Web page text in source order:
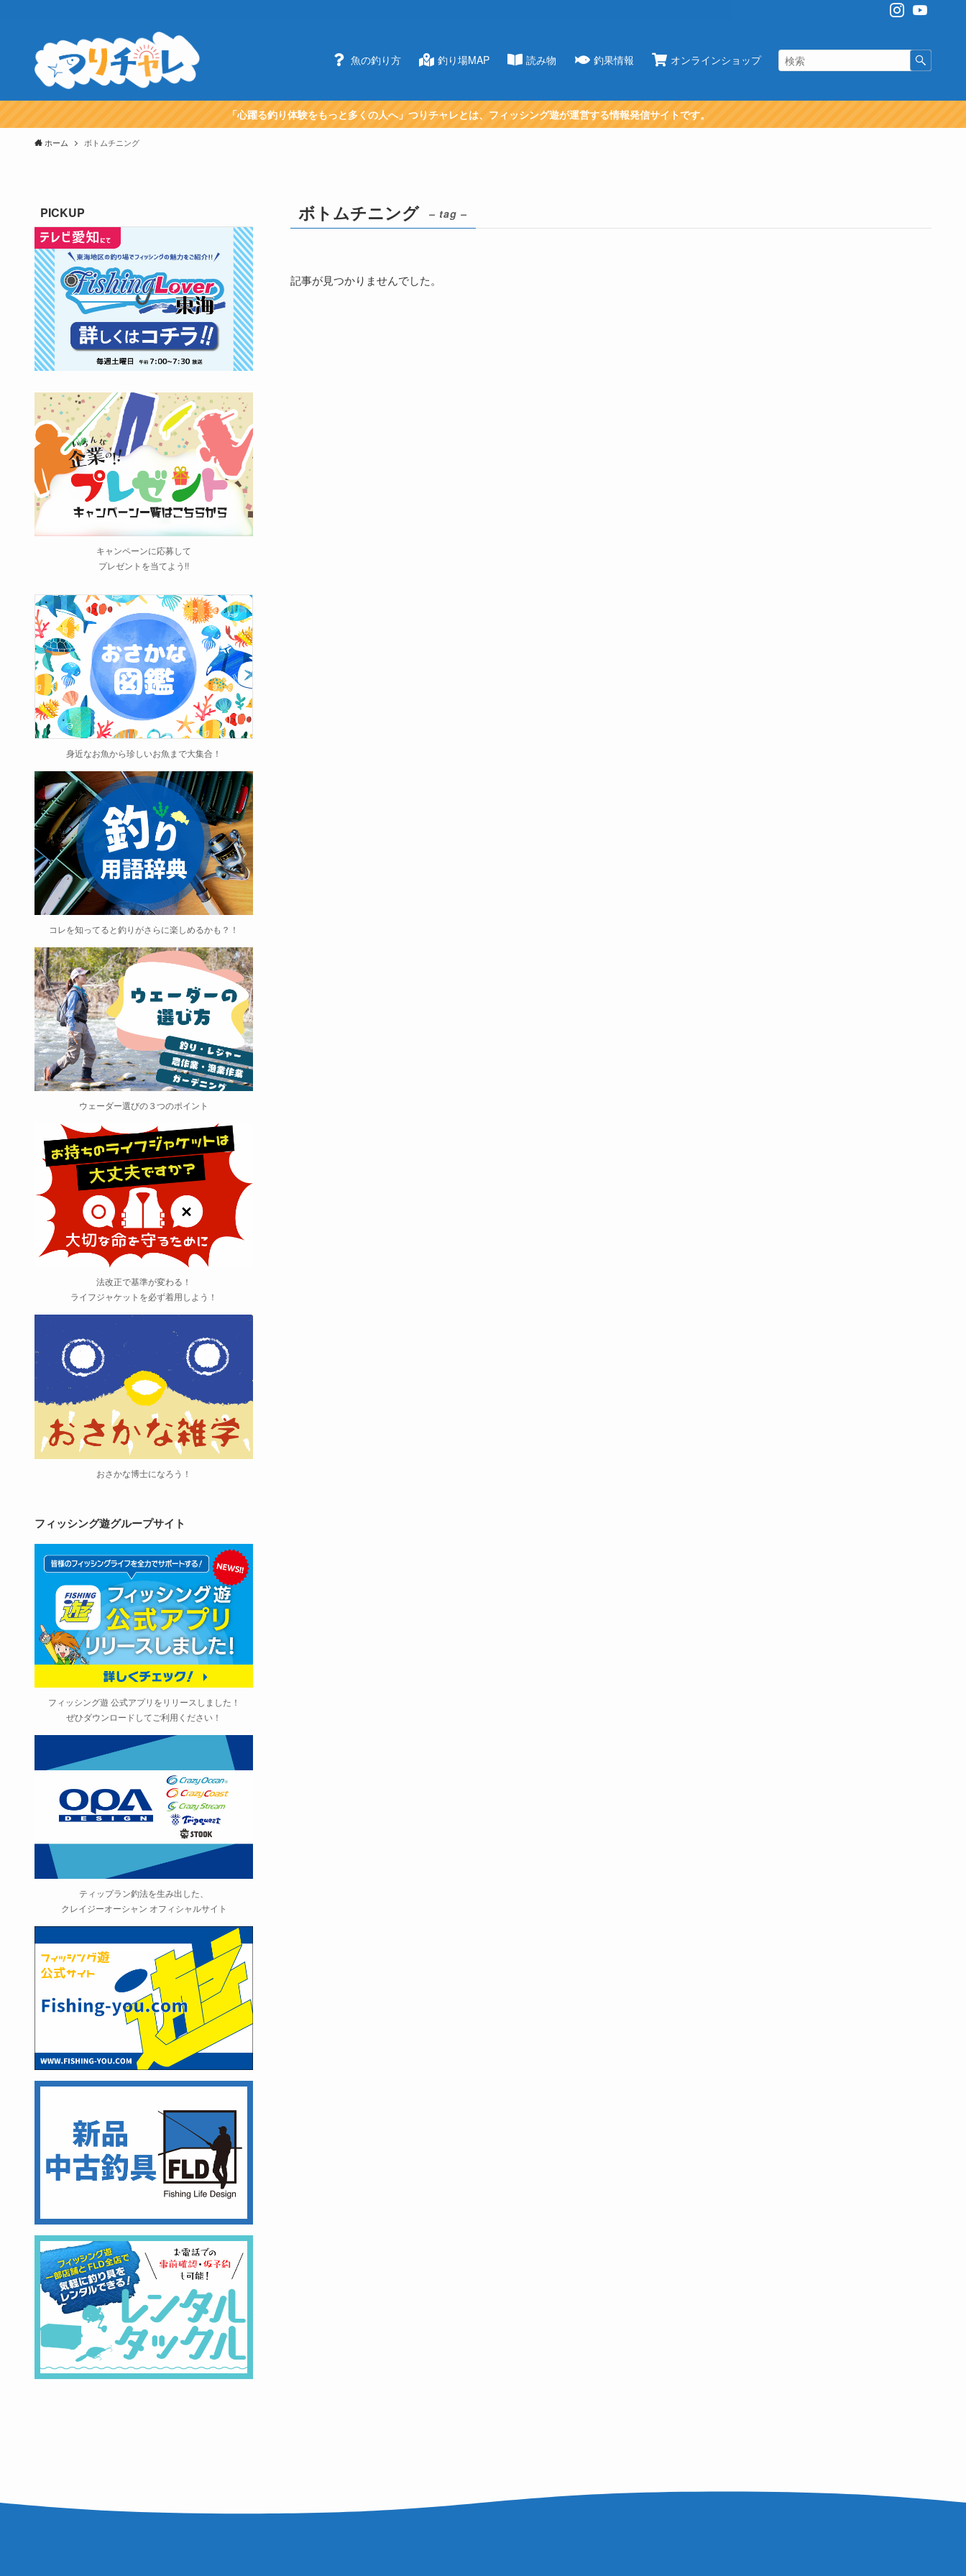
魚の釣り方 釣り場MAP 読み物 釣果情報 オンラインショップ
「心躍る釣り体験をもっと多くの人へ」つりチャレとは、フィッシング遊が運営する情報発信サイトです。
ホーム ボトムチニング
ボトムチニング – tag –
記事が見つかりませんでした。
PICKUP
キャンペーンに応募して
プレゼントを当てよう!!
身近なお魚から珍しいお魚まで大集合！
コレを知ってると釣りがさらに楽しめるかも？！
ウェーダー選びの３つのポイント
法改正で基準が変わる！
ライフジャケットを必ず着用しよう！
おさかな博士になろう！
フィッシング遊グループサイト
フィッシング遊 公式アプリをリリースしました！
ぜひダウンロードしてご利用ください！
ティップラン釣法を生み出した、
クレイジーオーシャン オフィシャルサイト